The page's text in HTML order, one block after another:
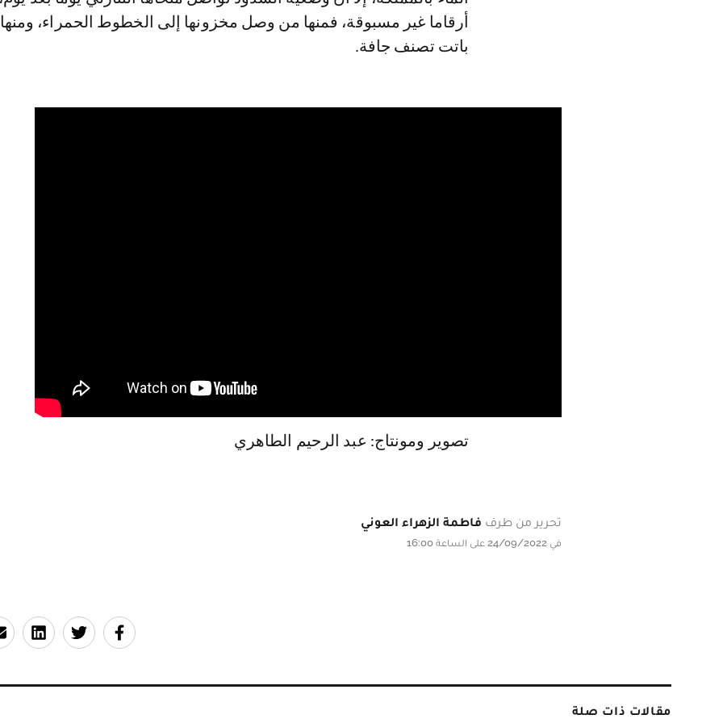
أرقاما غير مسبوقة، فمنها من وصل مخزونها إلى الخطوط الحمراء،
باتت تصنف جافة.
تصوير ومونتاج: عبد الرحيم الطاهري
تحرير من طرف فاطمة الزهراء العوني
في 24/09/2022 على الساعة 16:00
مقالات ذات صلة